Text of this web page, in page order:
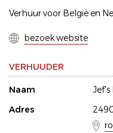
Verhuur voor België en
bezoek website
VERHUUDER
Naam
Jef's
Adres